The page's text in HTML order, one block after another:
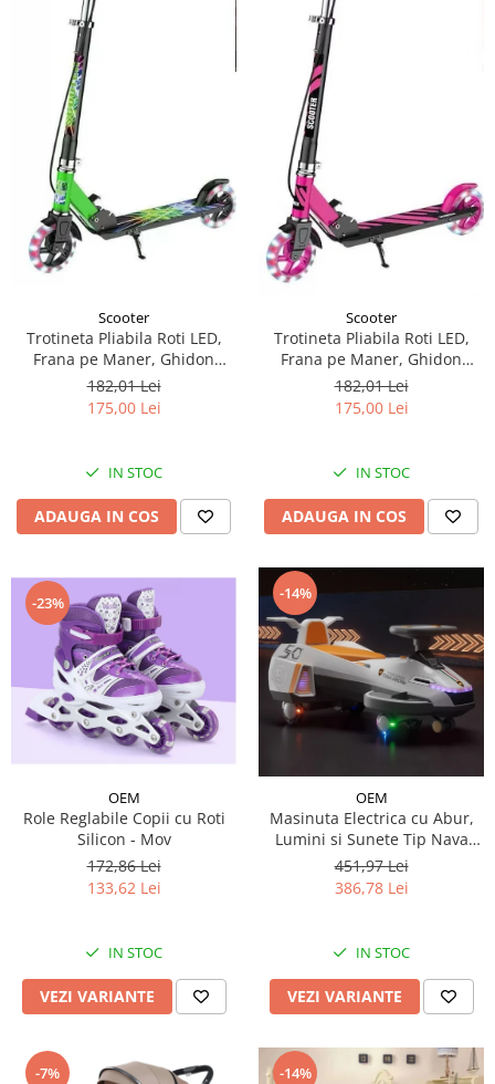
Scooter
Trotineta Pliabila Roti LED,
Frana pe Maner, Ghidon
Reglabil - Verde
182,01 Lei
175,00 Lei
IN STOC
ADAUGA IN COS
Scooter
Trotineta Pliabila Roti LED,
Frana pe Maner, Ghidon
Reglabil - Roz
182,01 Lei
175,00 Lei
IN STOC
ADAUGA IN COS
-23%
OEM
Role Reglabile Copii cu Roti
Silicon - Mov
172,86 Lei
133,62 Lei
IN STOC
VEZI VARIANTE
-14%
OEM
Masinuta Electrica cu Abur,
Lumini si Sunete Tip Nava
Spatiala
451,97 Lei
386,78 Lei
IN STOC
VEZI VARIANTE
-7% -14%